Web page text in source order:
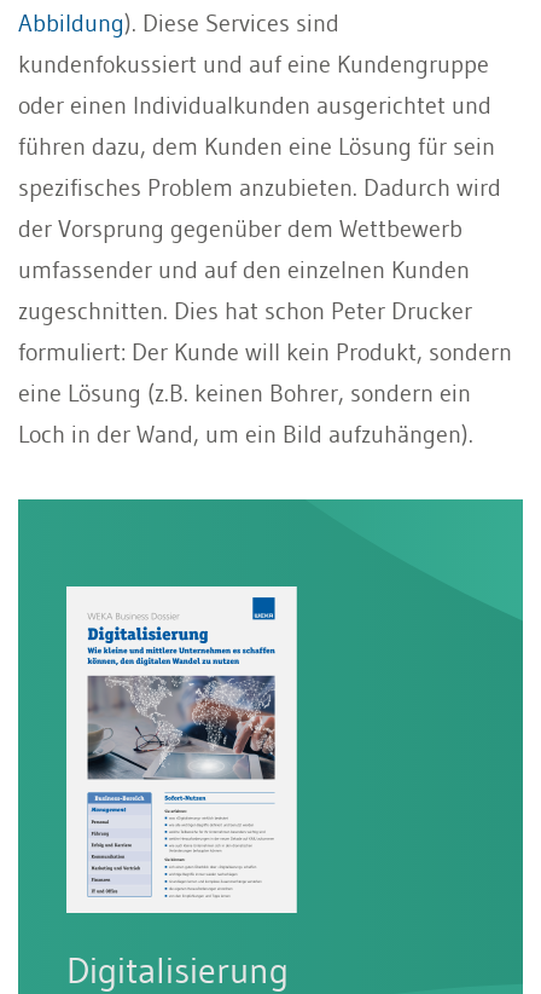
Abbildung). Diese Services sind
kundenfokussiert und auf eine Kundengruppe
oder einen Individualkunden ausgerichtet und
führen dazu, dem Kunden eine Lösung für sein
spezifisches Problem anzubieten. Dadurch wird
der Vorsprung gegenüber dem Wettbewerb
umfassender und auf den einzelnen Kunden
zugeschnitten. Dies hat schon Peter Drucker
formuliert: Der Kunde will kein Produkt, sondern
eine Lösung (z.B. keinen Bohrer, sondern ein
Loch in der Wand, um ein Bild aufzuhängen).
Digitalisierung